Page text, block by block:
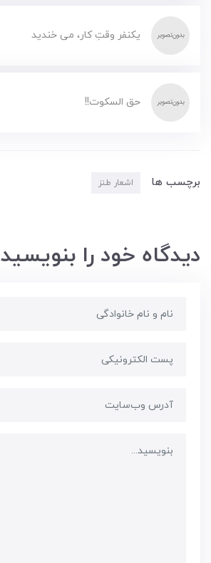
یکنفر وقتِ کار، می خندید
حق السکوت!!
برچسب ها اشعار طنز
دیدگاه خود را بنویسید